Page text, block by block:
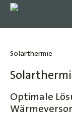
springen
Solarthermie
Optimale